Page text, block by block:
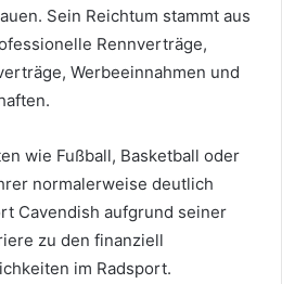
Sein Reichtum stammt aus
Rennverträge,
Werbeeinnahmen und
wie Fußball, Basketball oder
normalerweise deutlich
Cavendish aufgrund seiner
zu den finanziell
im Radsport.